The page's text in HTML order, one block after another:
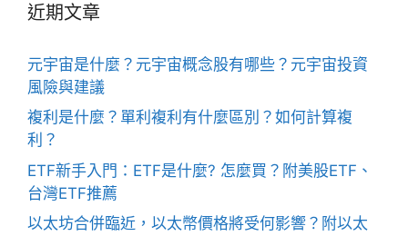
近期文章
元宇宙是什麼？元宇宙概念股有哪些？元宇宙投資
風險與建議
複利是什麼？單利複利有什麼區別？如何計算複
利？
ETF新手入門：ETF是什麼? 怎麼買？附美股ETF、
台灣ETF推薦
以太坊合併臨近，以太幣價格將受何影響？附以太